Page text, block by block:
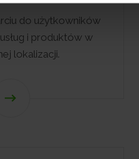
do użytkowników
i produktów w
lokalizacji.